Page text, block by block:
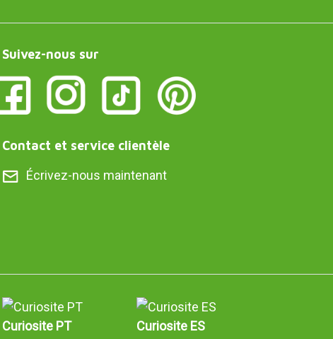
Suivez-nous sur
Contact et service clientèle
Écrivez-nous maintenant
Curiosite PT Curiosite ES